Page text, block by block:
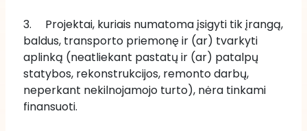
3.	Projektai, kuriais numatoma įsigyti tik įrangą,
baldus, transporto priemonę ir (ar) tvarkyti
aplinką (neatliekant pastatų ir (ar) patalpų
statybos, rekonstrukcijos, remonto darbų,
neperkant nekilnojamojo turto), nėra tinkami
finansuoti.